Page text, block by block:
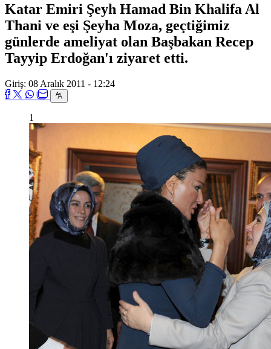
Katar Emiri Şeyh Hamad Bin Khalifa Al
Thani ve eşi Şeyha Moza, geçtiğimiz
günlerde ameliyat olan Başbakan Recep
Tayyip Erdoğan'ı ziyaret etti.
Giriş: 08 Aralık 2011 - 12:24
1